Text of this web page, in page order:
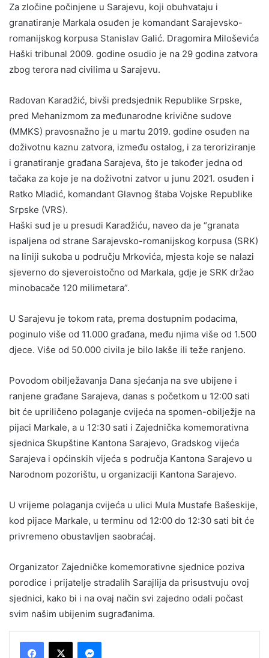
Za zločine počinjene u Sarajevu, koji obuhvataju i
granatiranje Markala osuđen je komandant Sarajevsko-
romanijskog korpusa Stanislav Galić. Dragomira Miloševića
Haški tribunal 2009. godine osudio je na 29 godina zatvora
zbog terora nad civilima u Sarajevu.
Radovan Karadžić, bivši predsjednik Republike Srpske,
pred Mehanizmom za međunarodne krivične sudove
(MMKS) pravosnažno je u martu 2019. godine osuđen na
doživotnu kaznu zatvora, između ostalog, i za teroriziranje
i granatiranje građana Sarajeva, što je također jedna od
tačaka za koje je na doživotni zatvor u junu 2021. osuđen i
Ratko Mladić, komandant Glavnog štaba Vojske Republike
Srpske (VRS).
Haški sud je u presudi Karadžiću, naveo da je “granata
ispaljena od strane Sarajevsko-romanijskog korpusa (SRK)
na liniji sukoba u području Mrkovića, mjesta koje se nalazi
sjeverno do sjeveroistočno od Markala, gdje je SRK držao
minobacače 120 milimetara”.
U Sarajevu je tokom rata, prema dostupnim podacima,
poginulo više od 11.000 građana, među njima više od 1.500
djece. Više od 50.000 civila je bilo lakše ili teže ranjeno.
Povodom obilježavanja Dana sjećanja na sve ubijene i
ranjene građane Sarajeva, danas s početkom u 12:00 sati
bit će upriličeno polaganje cvijeća na spomen-obilježje na
pijaci Markale, a u 12:30 sati i Zajednička komemorativna
sjednica Skupštine Kantona Sarajevo, Gradskog vijeća
Sarajeva i općinskih vijeća s područja Kantona Sarajevo u
Narodnom pozorištu, u organizaciji Kantona Sarajevo.
U vrijeme polaganja cvijeća u ulici Mula Mustafe Bašeskije,
kod pijace Markale, u terminu od 12:00 do 12:30 sati bit će
privremeno obustavljen saobraćaj.
Organizator Zajedničke komemorativne sjednice poziva
porodice i prijatelje stradalih Sarajlija da prisustvuju ovoj
sjednici, kako bi i na ovaj način svi zajedno odali počast
svim našim ubijenim sugrađanima.